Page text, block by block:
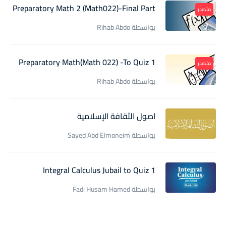
متصدر Preparatory Math 2 (Math022)-Final Part
بواسطة Rihab Abdo
متصدر Preparatory Math(Math 022) -To Quiz 1
بواسطة Rihab Abdo
اصول الثقافة الإسلامية
بواسطة Sayed Abd Elmoneim
Integral Calculus Jubail to Quiz 1
بواسطة Fadi Husam Hamed